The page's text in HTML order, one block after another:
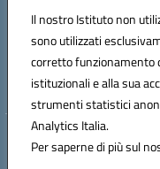
Il nostro Istituto non
sono utilizzati
corretto funzionamento
istituzionali e alla sua
strumenti statistici
Analytics Italia.
Per saperne di più sul
Codice fiscale:
Codice meccanografico:
Codice Indice delle
Hosting &
Concept